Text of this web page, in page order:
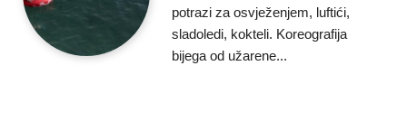
potrazi za osvježenjem, luftići,
sladoledi, kokteli. Koreografija
bijega od užarene...